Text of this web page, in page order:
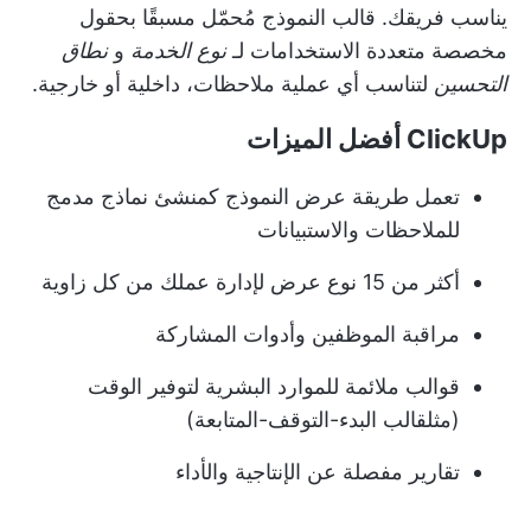
يناسب فريقك. قالب النموذج مُحمّل مسبقًا بحقول
مخصصة متعددة الاستخدامات لـنوع الخدمة ونطاق
التحسين لتناسب أي عملية ملاحظات، داخلية أو خارجية.
ClickUp أفضل الميزات
تعمل طريقة عرض النموذج كمنشئ نماذج مدمج
للملاحظات والاستبيانات
أكثر من 15 نوع عرض لإدارة عملك من كل زاوية
مراقبة الموظفين وأدوات المشاركة
قوالب ملائمة للموارد البشرية لتوفير الوقت
(مثلقالب البدء-التوقف-المتابعة)
تقارير مفصلة عن الإنتاجية والأداء